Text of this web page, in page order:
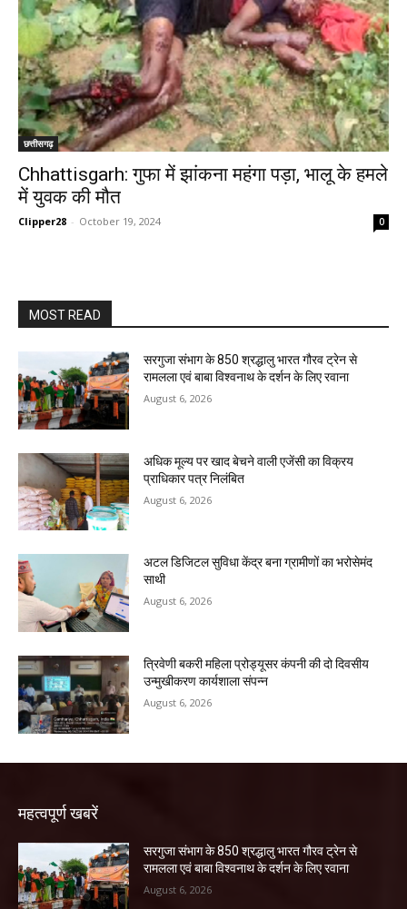
छत्तीसगढ़
Chhattisgarh: गुफा में झांकना महंगा पड़ा, भालू के हमले
में युवक की मौत
Clipper28 - October 19, 2024 0
MOST READ
सरगुजा संभाग के 850 श्रद्धालु भारत गौरव ट्रेन से
रामलला एवं बाबा विश्वनाथ के दर्शन के लिए रवाना
August 6, 2026
अधिक मूल्य पर खाद बेचने वाली एजेंसी का विक्रय
प्राधिकार पत्र निलंबित
August 6, 2026
अटल डिजिटल सुविधा केंद्र बना ग्रामीणों का भरोसेमंद
साथी
August 6, 2026
त्रिवेणी बकरी महिला प्रोड्यूसर कंपनी की दो दिवसीय
उन्मुखीकरण कार्यशाला संपन्न
August 6, 2026
महत्वपूर्ण खबरें
सरगुजा संभाग के 850 श्रद्धालु भारत गौरव ट्रेन से
रामलला एवं बाबा विश्वनाथ के दर्शन के लिए रवाना
August 6, 2026